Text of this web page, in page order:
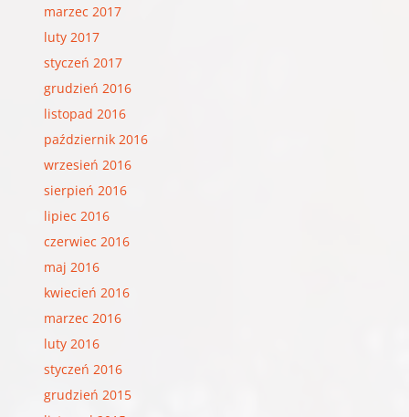
marzec 2017
luty 2017
styczeń 2017
grudzień 2016
listopad 2016
październik 2016
wrzesień 2016
sierpień 2016
lipiec 2016
czerwiec 2016
maj 2016
kwiecień 2016
marzec 2016
luty 2016
styczeń 2016
grudzień 2015